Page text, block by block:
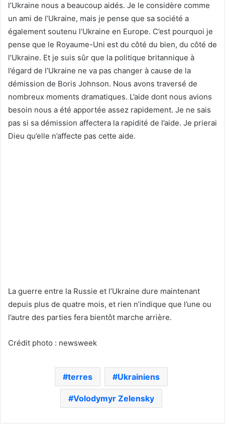
l’Ukraine nous a beaucoup aidés. Je le considère comme
un ami de l’Ukraine, mais je pense que sa société a
également soutenu l’Ukraine en Europe. C’est pourquoi je
pense que le Royaume-Uni est du côté du bien, du côté de
l’Ukraine. Et je suis sûr que la politique britannique à
l’égard de l’Ukraine ne va pas changer à cause de la
démission de Boris Johnson. Nous avons traversé de
nombreux moments dramatiques. L’aide dont nous avions
besoin nous a été apportée assez rapidement. Je ne sais
pas si sa démission affectera la rapidité de l’aide. Je prierai
Dieu qu’elle n’affecte pas cette aide.
La guerre entre la Russie et l’Ukraine dure maintenant
depuis plus de quatre mois, et rien n’indique que l’une ou
l’autre des parties fera bientôt marche arrière.
Crédit photo : newsweek
terres Ukrainiens
Volodymyr Zelensky